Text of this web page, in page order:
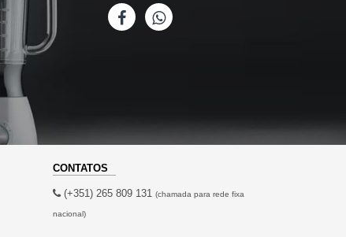
CONTATOS
(+351) 265 809 131 (chamada para rede fixa
nacional)